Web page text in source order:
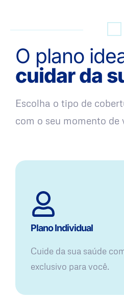
O plano
cuidar da
Escolha o tipo de
com o seu momento de
Plano Individual
Cuide da sua saúde
exclusivo para você.